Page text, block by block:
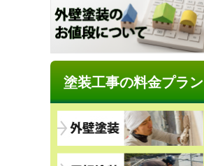
塗装工事の料金プラン